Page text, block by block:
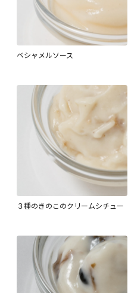
ベシャメルソース
３種のきのこのクリームシチュー